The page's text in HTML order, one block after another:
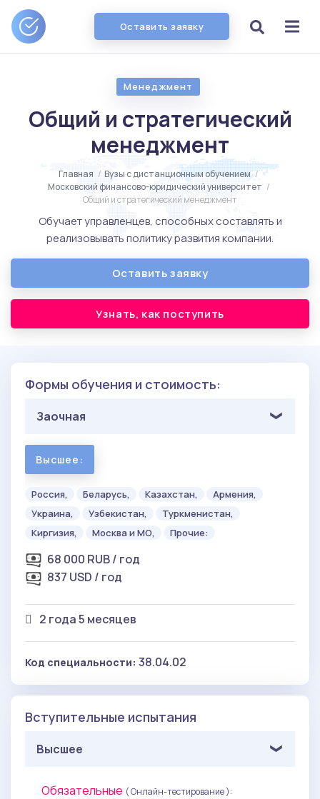
Оставить заявку
Менеджмент
Общий и стратегический
менеджмент
Главная / Вузы с дистанционным обучением /
Московский финансово-юридический университет /
Общий и стратегический менеджмент
Обучает управленцев, способных составлять и
реализовывать политику развития компании.
Оставить заявку
Узнать, как поступить
Формы обучения и стоимость:
Заочная
Высшее:
Россия, Беларусь, Казахстан,
Армения,
Украина,
Узбекистан,
Туркменистан,
Киргизия,
Москва и МО, Прочие:
68 000 RUB / год
837 USD / год
2 года 5 месяцев
Код специальности: 38.04.02
Вступительные испытания
Высшее
Обязательные ( Онлайн-тестирование ):